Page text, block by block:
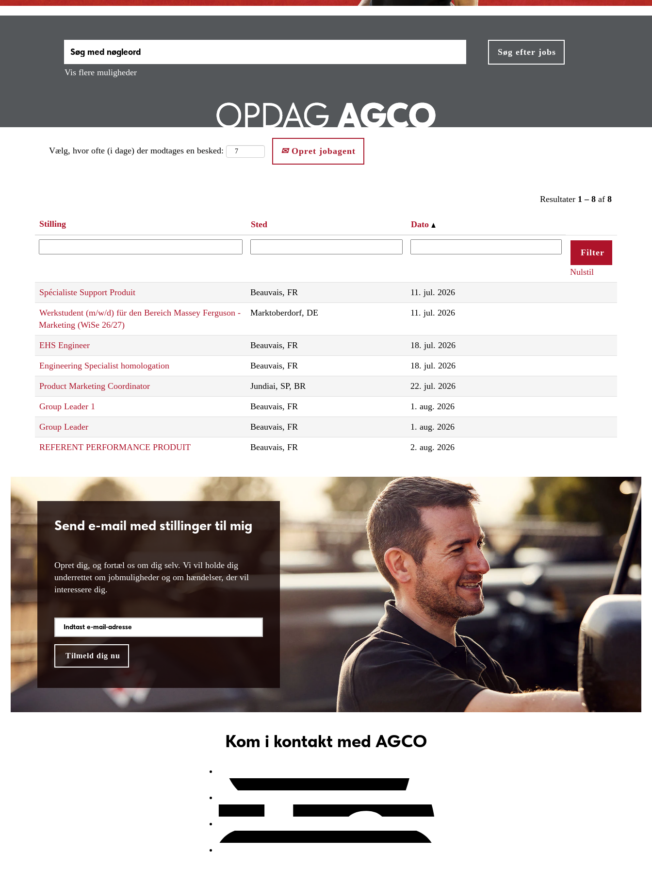
Vis flere muligheder
Vælg, hvor ofte (i dage) der modtages en besked: Opret jobagent
Resultater 1 – 8 af 8
Stilling Sted Dato
Nulstil
Spécialiste Support Produit Beauvais, FR 11. jul. 2026
Werkstudent (m/w/d) für den Bereich Massey Ferguson -
Marketing (WiSe 26/27)
Marktoberdorf, DE 11. jul. 2026
EHS Engineer Beauvais, FR 18. jul. 2026
Engineering Specialist homologation Beauvais, FR 18. jul. 2026
Product Marketing Coordinator Jundiai, SP, BR 22. jul. 2026
Group Leader 1 Beauvais, FR 1. aug. 2026
Group Leader Beauvais, FR 1. aug. 2026
REFERENT PERFORMANCE PRODUIT Beauvais, FR 2. aug. 2026
Send e-mail med stillinger til mig
Opret dig, og fortæl os om dig selv. Vi vil holde dig
underrettet om jobmuligheder og om hændelser, der vil
interessere dig.
Kom i kontakt med AGCO